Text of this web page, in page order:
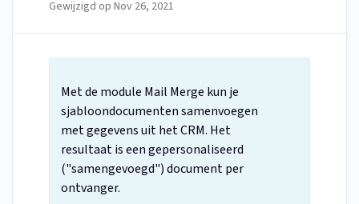
Gewijzigd op Nov 26, 2021
Met de module Mail Merge kun je
sjabloondocumenten samenvoegen
met gegevens uit het CRM. Het
resultaat is een gepersonaliseerd
("samengevoegd") document per
ontvanger.